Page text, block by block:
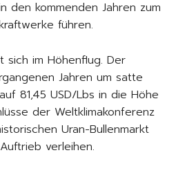
den kommenden Jahren zum
führen.
sich im Höhenflug. Der
Jahren um satte
81,45 USD/Lbs in die Höhe
der Weltklimakonferenz
Uran-Bullenmarkt
verleihen.